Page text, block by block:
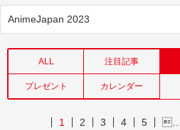
AnimeJapan 2023
ALL 注目記事
プレゼント カレンダー
1 2 3 4 5 …